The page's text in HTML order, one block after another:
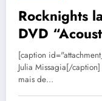
Rocknights
DVD
[caption
Julia Missagia[/caption]
mais de…